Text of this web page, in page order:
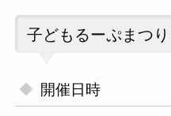
子どもるーぷまつり
開催日時